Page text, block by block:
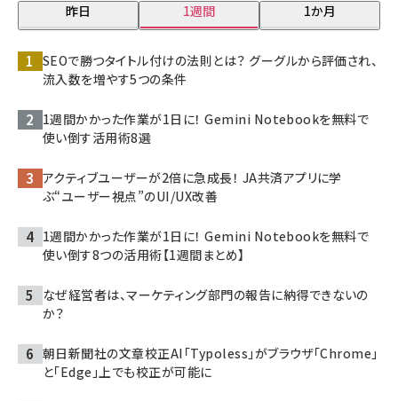
昨日 1週間 1か月
SEOで勝つタイトル付けの法則とは？ グーグルから評価され、
流入数を増やす5つの条件
1週間かかった作業が1日に！ Gemini Notebookを無料で
使い倒す活用術8選
アクティブユーザーが2倍に急成長！ JA共済アプリに学
ぶ“ユーザー視点”のUI/UX改善
1週間かかった作業が1日に！ Gemini Notebookを無料で
使い倒す8つの活用術【1週間まとめ】
なぜ経営者は、マーケティング部門の報告に納得できないの
か？
朝日新聞社の文章校正AI「Typoless」がブラウザ「Chrome」
と「Edge」上でも校正が可能に